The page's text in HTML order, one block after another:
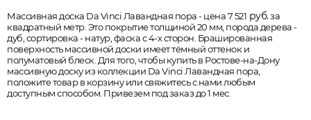
Массивная доска Da Vinci Лавандная пора - цена 7 521 руб.за
квадратный метр. Это покрытие толщиной 20 мм, порода дерева -
дуб, сортировка - натур, фаска с 4-х сторон. Брашированная
поверхность массивной доски имеет тёмный оттенок и
полуматовый блеск. Для того, чтобы купить в Ростове-на-Дону
массивную доску из коллекции Da Vinci Лавандная пора,
положите товар в корзину или свяжитесь с нами любым
доступным способом. Привезем под заказ до 1 мес.